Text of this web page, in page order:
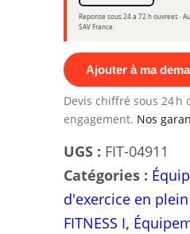
Reponse sous 24 a 72 h ouvrees ·
SAV France.
Ajouter à ma
Devis chiffré sous 24 h
engagement. Nos
UGS : FIT-04911
Catégories :
d'exercice en
FITNESS I,